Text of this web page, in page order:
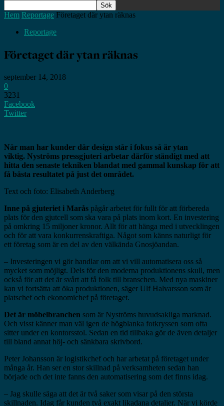
Hem Reportage Företaget där ytan räknas
Reportage
Företaget där ytan räknas
september 14, 2018
0
3231
Facebook
Twitter
När man har kunder där design står i fokus så är ytan
viktig. Nyströms pressgjuteri arbetar därför ständigt med att
hitta den senaste tekniken blandat med gammal kunskap för att
få bästa resultatet på just det området.
Text och foto: Elisabeth Anderberg
Inne på gjuteriet i Marås pågår arbetet för fullt för att förbereda
plats för den gjutcell som ska vara på plats inom kort. En investering
på omkring 15 miljoner kronor. Allt för att hänga med i utvecklingen
och för att vara konkurrenskraftiga. Något som känns naturligt för
ett företag som är en del av den välkända Gnosjöandan.
– Investeringen vi gör handlar om att vi vill automatisera oss så
mycket som möjligt. Dels för den moderna produktionens skull, men
också för att det är svårt att få folk till branschen. Med nya maskiner
kan vi fortsätta att öka produktionen, säger Ulf Halvarsson som är
platschef och ekonomichef på företaget.
Det är möbelbranchen som är Nyströms huvudsakliga marknad.
Och visst känner man väl igen de högblanka fotkryssen som ofta
sitter under en kontorsstol. Sedan en tid tillbaka gör de även detaljer
till bland annat höj- och sänkbara skrivbord.
Peter Johansson är logistikchef och har arbetat på företaget under
många år. Han ser en stor skillnad på verksamheten sedan han
började och det inte fanns den automatisering som det finns idag.
– Jag skulle säga att det är två saker som visar på den största
skillnaden. Idag får kunden två exakt likadana detaljer. När vi körde